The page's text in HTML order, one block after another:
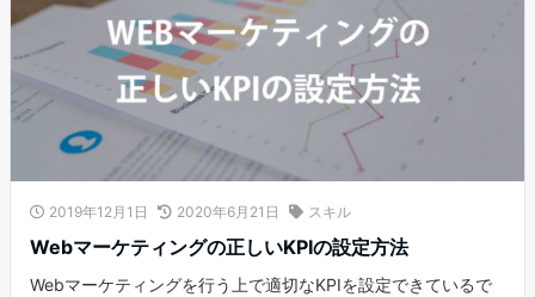
2019年12月1日 2020年6月21日 スキル
Webマーケティングの正しいKPIの設定方法
Webマーケティングを行う上で適切なKPIを設定できているで